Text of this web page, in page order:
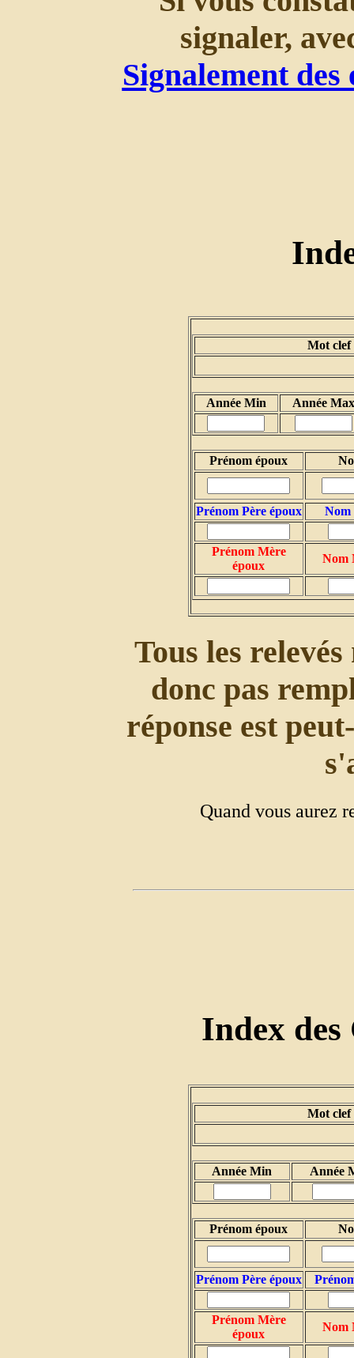
signaler,
Signalement
Mot clef
Année Min Année Max
Prénom époux
Prénom Père époux Nom
Prénom Mère
époux
Nom
Tous les
donc pas
réponse est
Quand vous aurez
Index
Mot clef
Année Min Année
Prénom époux
Prénom Père époux
Prénom Mère
époux
Nom